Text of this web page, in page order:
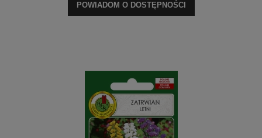
POWIADOM O DOSTĘPNOŚCI